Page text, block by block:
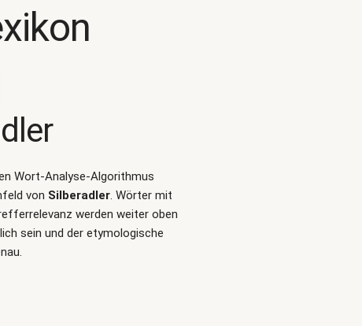
Wort-Analyse-Algorithmus
von Silberadler. Wörter mit
werden weiter oben
sein und der etymologische